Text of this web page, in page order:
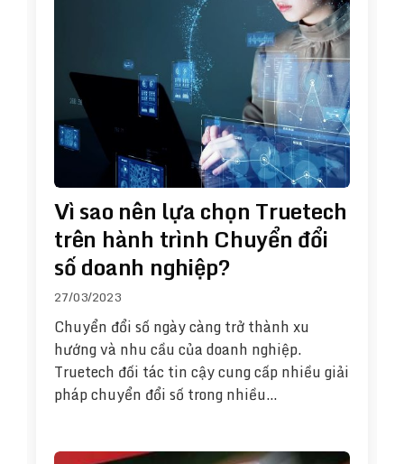
Vì sao nên lựa chọn Truetech
trên hành trình Chuyển đổi
số doanh nghiệp?
27/03/2023
Chuyển đổi số ngày càng trở thành xu
hướng và nhu cầu của doanh nghiệp.
Truetech đối tác tin cậy cung cấp nhiều giải
pháp chuyển đổi số trong nhiều…